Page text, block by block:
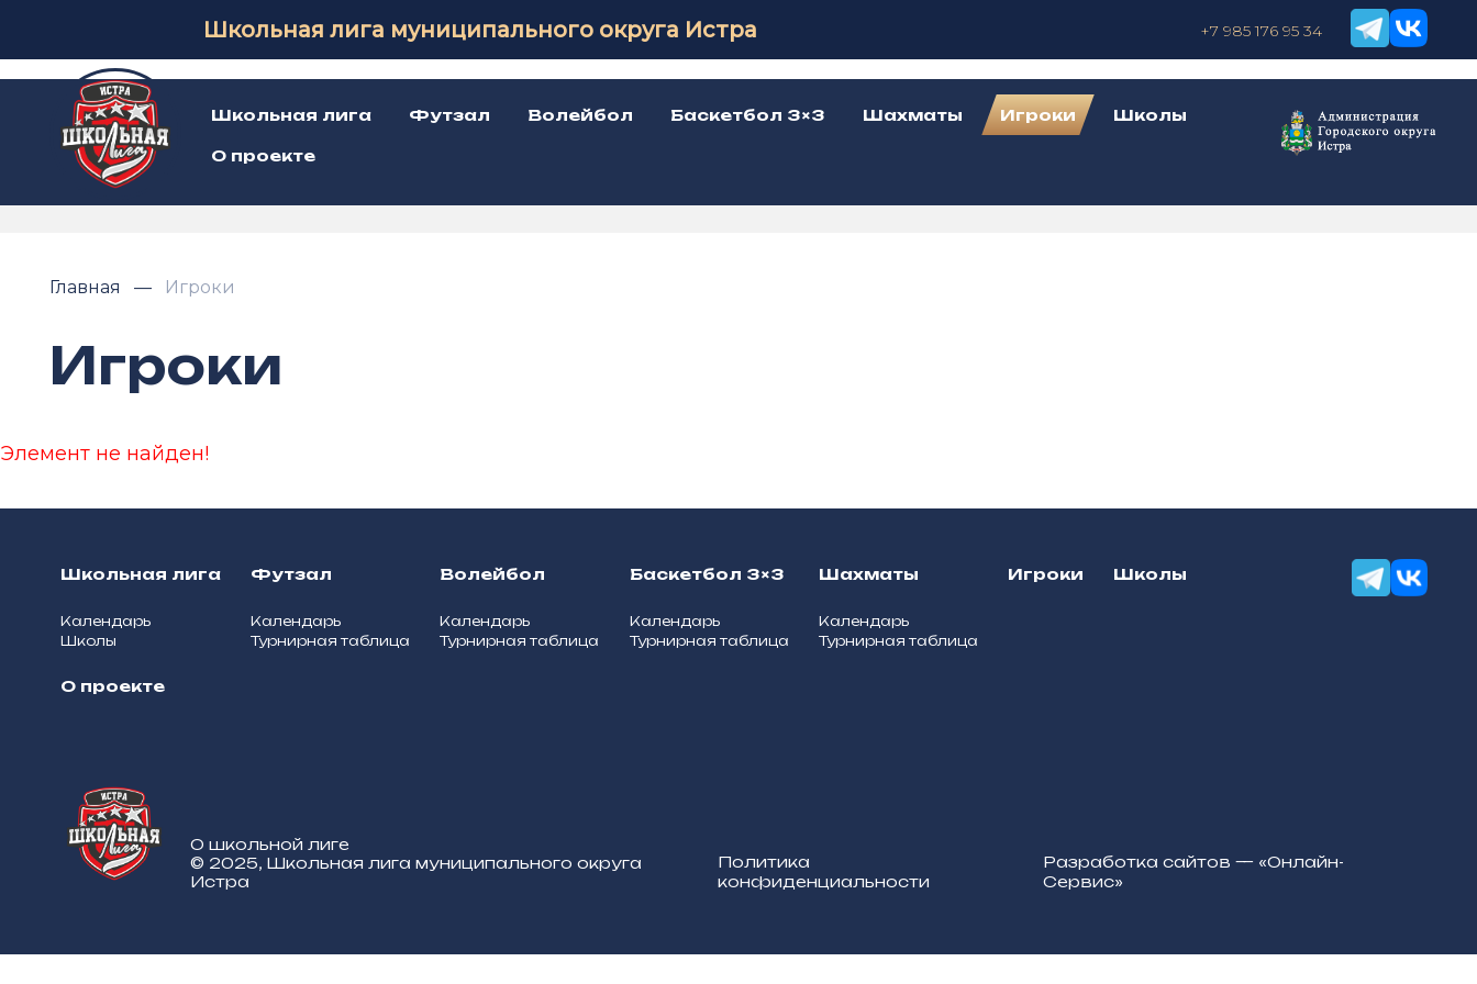
Школьная лига муниципального округа Истра +7 985 176 95 34
Школьная лига Футзал Волейбол Баскетбол 3×3 Шахматы Игроки Школы
О проекте
Главная Игроки
Игроки
Элемент не найден!
Школьная лига
Календарь
Школы
Футзал
Календарь
Турнирная таблица
Волейбол
Календарь
Турнирная таблица
Баскетбол 3×3
Календарь
Турнирная таблица
Шахматы
Календарь
Турнирная таблица
Игроки Школы
О проекте
О школьной лиге
© 2025, Школьная лига муниципального округа
Истра
Политика
конфиденциальности
Разработка сайтов — «Онлайн-
Сервис»